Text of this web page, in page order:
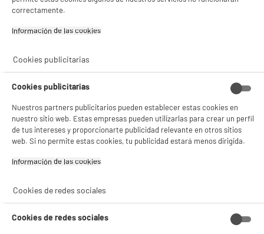
correctamente.
Información de las cookies‎
Cookies publicitarias
Cookies publicitarias
Nuestros partners publicitarios pueden establecer estas cookies en
nuestro sitio web. Estas empresas pueden utilizarlas para crear un perfil
de tus intereses y proporcionarte publicidad relevante en otros sitios
web. Si no permite estas cookies, tu publicidad estará menos dirigida.
Información de las cookies‎
Cookies de redes sociales
Cookies de redes sociales